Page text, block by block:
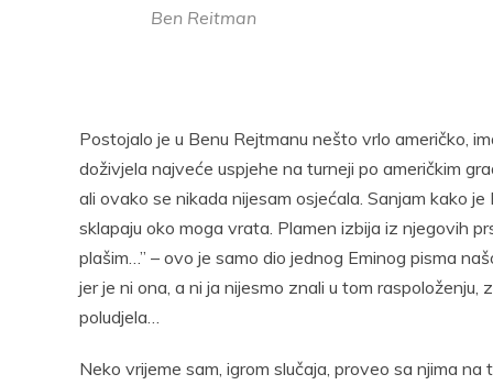
Ben Reitman
Postojalo je u Benu Rejtmanu nešto vrlo američko,
doživjela najveće uspjehe na turneji po američkim
ali ovako se nikada nijesam osjećala. Sanjam kako
sklapaju oko moga vrata. Plamen izbija iz njegovih
plašim…” – ovo je samo dio jednog Eminog pisma
jer je ni ona, a ni ja nijesmo znali u tom raspoloženju,
poludjela…
Neko vrijeme sam, igrom slučaja, proveo sa njima